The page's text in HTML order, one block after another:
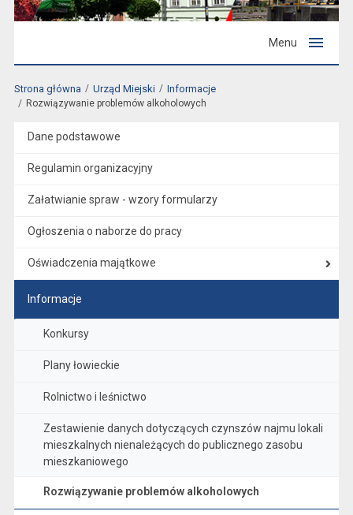
Menu
Strona główna Urząd Miejski Informacje
Rozwiązywanie problemów alkoholowych
Dane podstawowe
Regulamin organizacyjny
Załatwianie spraw - wzory formularzy
Ogłoszenia o naborze do pracy
Oświadczenia majątkowe
Informacje
Konkursy
Plany łowieckie
Rolnictwo i leśnictwo
Zestawienie danych dotyczących czynszów najmu lokali
mieszkalnych nienależących do publicznego zasobu
mieszkaniowego
Rozwiązywanie problemów alkoholowych